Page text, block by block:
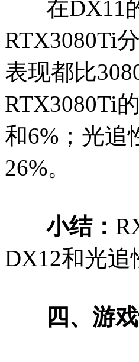
在DX11的
RTX3080Ti
表现都比
RTX3080Ti
和6%；光追
26%。
小结：
DX12和光追
四、游